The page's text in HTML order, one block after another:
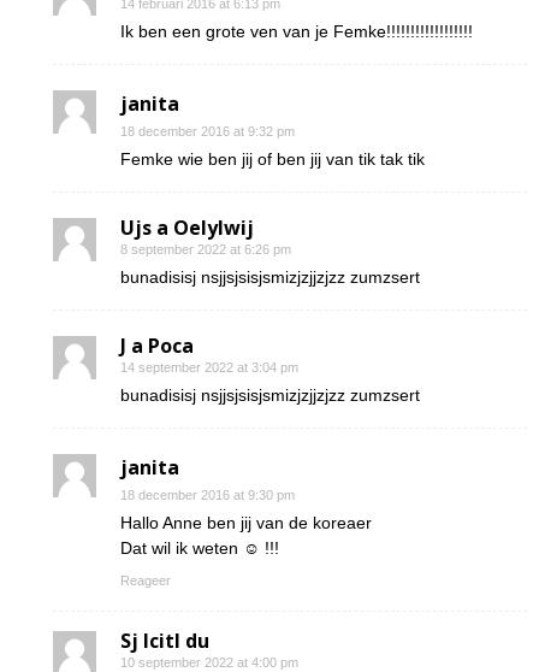
14 februari 2016 at 6:13 pm
Ik ben een grote ven van je Femke!!!!!!!!!!!!!!!!!!
janita
18 december 2016 at 9:32 pm
Femke wie ben jij of ben jij van tik tak tik
Ujs a Oelylwij
8 september 2022 at 6:26 pm
bunadisisj nsjjsjsisjsmizjzjjzjzz zumzsert
J a Poca
14 september 2022 at 3:04 pm
bunadisisj nsjjsjsisjsmizjzjjzjzz zumzsert
janita
18 december 2016 at 9:30 pm
Hallo Anne ben jij van de koreaer
Dat wil ik weten ☺ !!!
Reageer
Sj Icitl du
10 september 2022 at 4:00 pm